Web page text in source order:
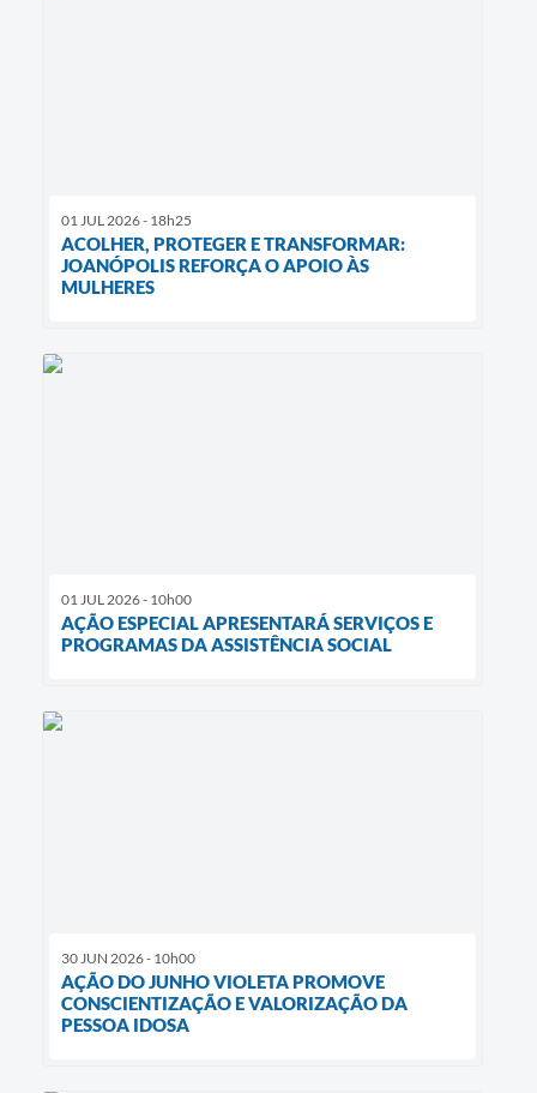
01 JUL 2026 - 18h25
ACOLHER, PROTEGER E TRANSFORMAR:
JOANÓPOLIS REFORÇA O APOIO ÀS
MULHERES
01 JUL 2026 - 10h00
AÇÃO ESPECIAL APRESENTARÁ SERVIÇOS E
PROGRAMAS DA ASSISTÊNCIA SOCIAL
30 JUN 2026 - 10h00
AÇÃO DO JUNHO VIOLETA PROMOVE
CONSCIENTIZAÇÃO E VALORIZAÇÃO DA
PESSOA IDOSA